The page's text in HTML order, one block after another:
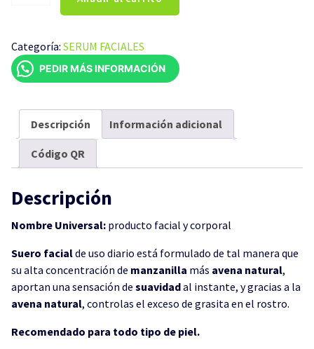
AVENA
BULBO
DORADO
cantidad
Categoría: SERUM FACIALES
PEDIR MÁS INFORMACIÓN
Descripción Información adicional
Código QR
Descripción
Nombre Universal: producto facial y corporal
Suero facialde uso diario está formulado de tal manera que
su alta concentración de manzanilla más avena natural,
aportan una sensación de suavidadal instante, y gracias a la
avena natural, controlas el exceso de grasita en el rostro.
Recomendado para todo tipo de piel.